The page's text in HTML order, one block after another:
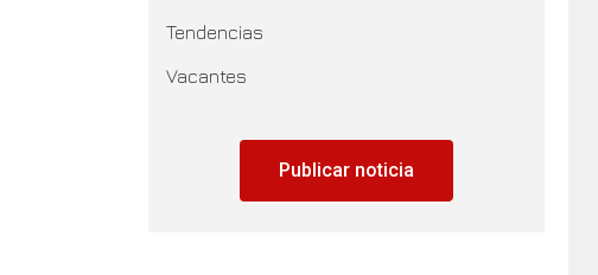
Tendencias
Vacantes
Publicar noticia